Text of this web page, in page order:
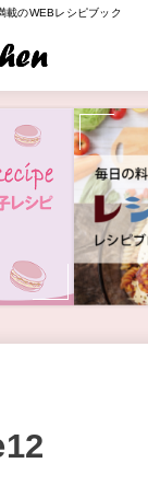
載のWEBレシピブック